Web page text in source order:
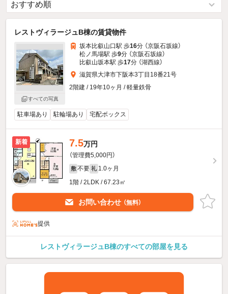
レストヴィラージュB棟の賃貸物件
すべての写真
坂本比叡山口駅 歩16分 （京阪石坂線）
松ノ馬場駅 歩9分 （京阪石坂線）
比叡山坂本駅 歩17分 （湖西線）
滋賀県大津市下阪本3丁目18番21号
2階建 / 19年10ヶ月 / 軽量鉄骨
駐車場あり 駐輪場あり 宅配ボックス
新着 7.5万円
（管理費5,000円）
敷 不要 礼 1.0ヶ月
1階 / 2LDK / 67.23㎡
お問い合わせ （無料）
提供
レストヴィラージュB棟のすべての部屋を見る